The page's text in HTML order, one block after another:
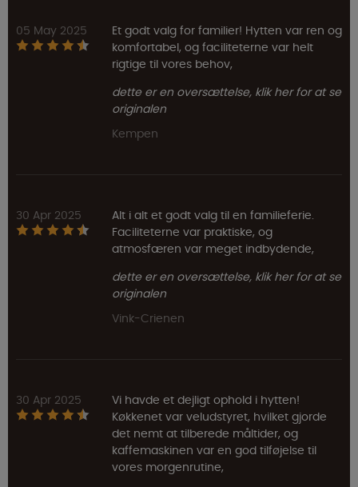
05 May 2025
Et godt valg for familier! Hytten var ren og
komfortabel, og faciliteterne var helt
rigtige til vores behov,
dette er en oversættelse, klik her for at se
originalen
Kempen
30 Apr 2025
Alt i alt et godt valg til en familieferie.
Faciliteterne var praktiske, og
atmosfæren var meget indbydende,
dette er en oversættelse, klik her for at se
originalen
Vink-Crienen
30 Apr 2025
Vi havde et dejligt ophold i hytten!
Køkkenet var veludstyret, hvilket gjorde
det nemt at tilberede måltider, og
kaffemaskinen var en god tilføjelse til
vores morgenrutine,